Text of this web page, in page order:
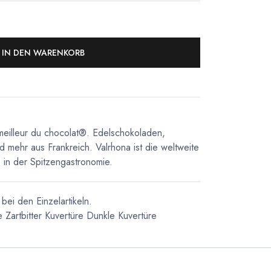
IN DEN WARENKORB
du chocolat®. Edelschokoladen,
mehr aus Frankreich. Valrhona ist die weltweite
der Spitzengastronomie.
den Einzelartikeln.
Zartbitter Kuvertüre Dunkle Kuvertüre